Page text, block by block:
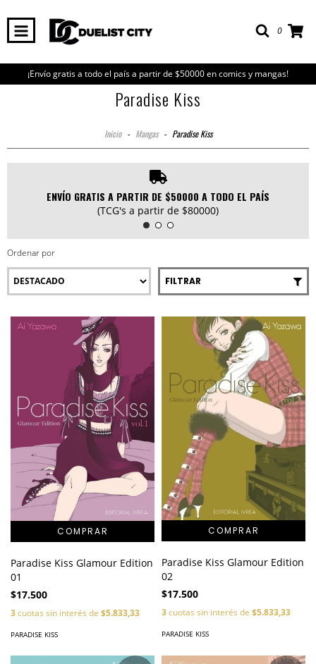
0
¡Envío gratis a todo el país a partir de $50000 en comics y mangas!
Paradise Kiss
Inicio - Mangas - Paradise Kiss
ENVÍO GRATIS A PARTIR DE $50000 A TODO EL PAÍS
(TCG's a partir de $80000)
Ordenar por
FILTRAR
Paradise Kiss Glamour Edition
01
$17.500
3cuotas sin interés de $5.833,33
PARADISE KISS
Paradise Kiss Glamour Edition
02
$17.500
3cuotas sin interés de $5.833,33
PARADISE KISS